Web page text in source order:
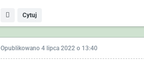
Cytuj
Opublikowano 4 lipca 2022 o 13:40